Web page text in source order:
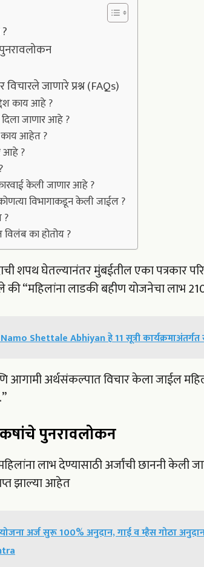
जाणारे प्रश्न (FAQs)
काय आहे ?
जाणार आहे ?
काय आहेत ?
आहे ?
केली जाणार आहे ?
विभागाकडून केली जाईल ?
?
का होतोय ?
शपथ घेतल्यानंतर मुंबईतील एका पत्रकार
की “महिलांना लाडकी बहीण योजनेचा लाभ
Shettale Abhiyan हे 11 सूत्री कार्यक्रमाअंतर्गत
आगामी अर्थसंकल्पात विचार केला जाईल
पुनरावलोकन
लाभ देण्यासाठी अर्जांची छाननी केली
झाल्या आहेत
योजना अर्ज सुरू 100% अनुदान, गाई व म्हैस गोठा